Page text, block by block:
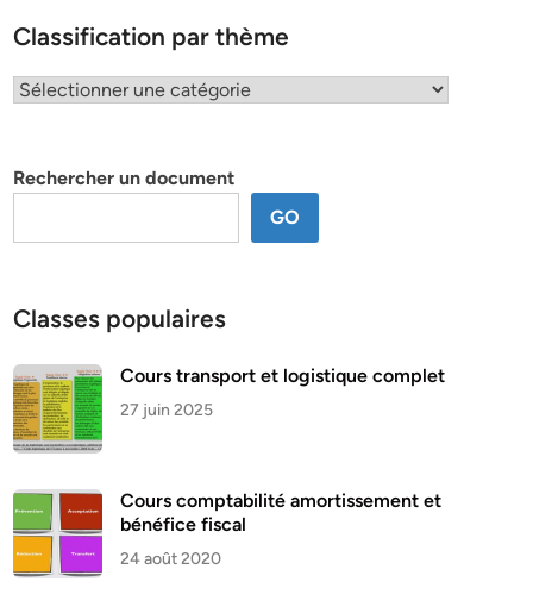
Classification par thème
Classification
Rechercher un document
GO
Classes populaires
Cours transport et logistique complet
27 juin 2025
Cours comptabilité amortissement et
bénéfice fiscal
24 août 2020